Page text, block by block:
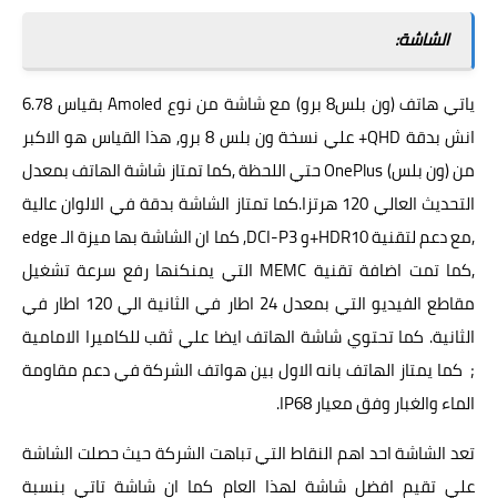
الشاشة:
ياتي هاتف (ون بلس8 برو) مع شاشة من نوع Amoled بقياس 6.78
انش بدقة QHD+ علي نسخة ون بلس 8 برو, هذا القياس هو الاكبر
من (ون بلس) OnePlus حتي اللحظة ,كما تمتاز شاشة الهاتف بمعدل
التحديث العالي 120 هرتزا.كما تمتاز الشاشة بدقة في الالوان عالية
,مع دعم لتقنية HDR10+و DCI-P3, كما ان الشاشة بها ميزة الـ edge
,كما تمت اضافة تقنية MEMC التي يمنكنها رفع سرعة تشغيل
مقاطع الفيديو التي بمعدل 24 اطار في الثانية الي 120 اطار في
الثانية. كما تحتوي شاشة الهاتف ايضا علي ثقب للكاميرا الامامية
; كما يمتاز الهاتف بانه الاول بين هواتف الشركة في دعم مقاومة
الماء والغبار وفق معيار IP68.
تعد الشاشة احد اهم النقاط التي تباهت الشركة حيث حصلت الشاشة
علي تقيم افضل شاشة لهذا العام كما ان شاشة تاتي بنسبة